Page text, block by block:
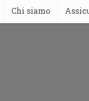
Chi siamo